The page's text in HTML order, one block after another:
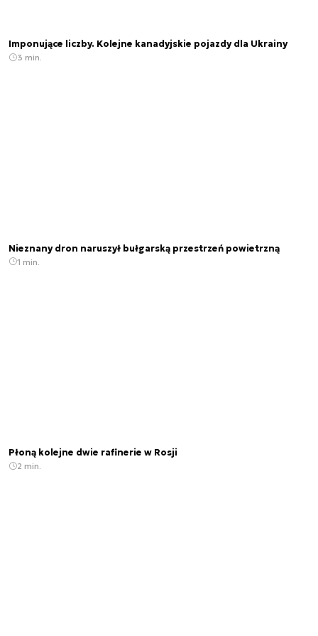
Imponujące liczby. Kolejne kanadyjskie pojazdy dla Ukrainy
3 min.
Nieznany dron naruszył bułgarską przestrzeń powietrzną
1 min.
Płoną kolejne dwie rafinerie w Rosji
2 min.